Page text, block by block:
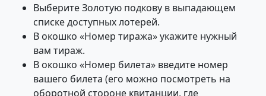
Выберите Золотую подкову в выпадающем
списке доступных лотерей.
В окошко «Номер тиража» укажите нужный
вам тираж.
В окошко «Номер билета» введите номер
вашего билета (его можно посмотреть на
оборотной стороне квитанции, где